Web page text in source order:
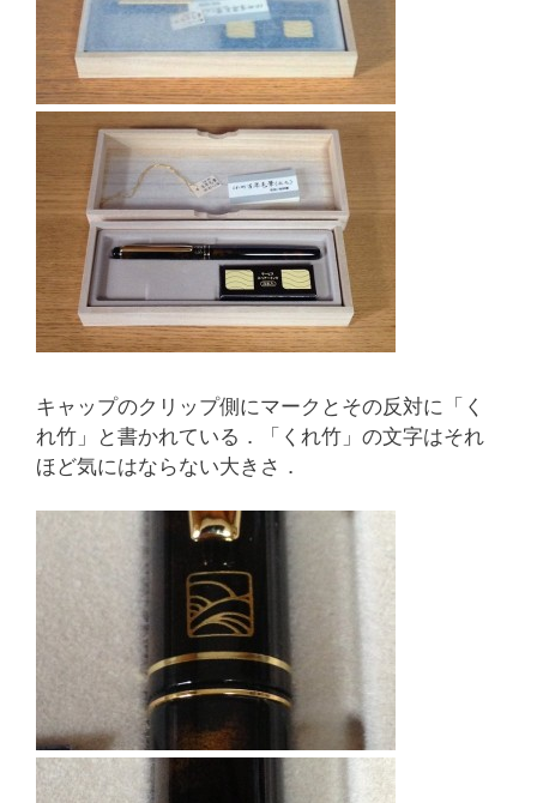
キャップのクリップ側にマークとその反対に「く
れ竹」と書かれている．「くれ竹」の文字はそれ
ほど気にはならない大きさ．